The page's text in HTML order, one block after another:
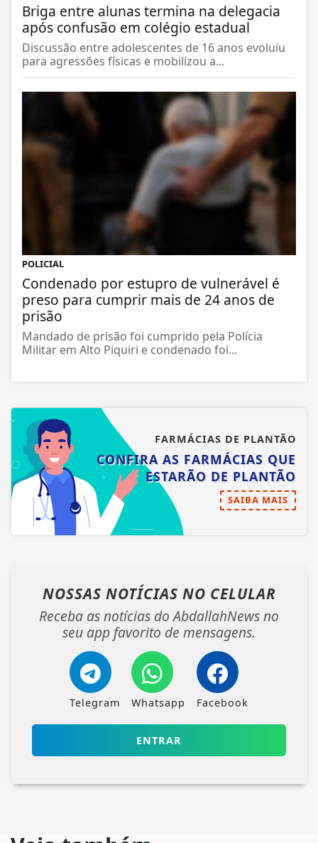
Briga entre alunas termina na delegacia
após confusão em colégio estadual
Discussão entre adolescentes de 16 anos evoluiu
para agressões físicas e mobilizou a...
POLICIAL
Condenado por estupro de vulnerável é
preso para cumprir mais de 24 anos de
prisão
Mandado de prisão foi cumprido pela Polícia
Militar em Alto Piquiri e condenado foi...
FARMÁCIAS DE PLANTÃO
CONFIRA AS FARMÁCIAS QUE
ESTARÃO DE PLANTÃO
SAIBA MAIS
NOSSAS NOTÍCIAS NO CELULAR
Receba as notícias do AbdallahNews no
seu app favorito de mensagens.
Telegram Whatsapp Facebook
ENTRAR